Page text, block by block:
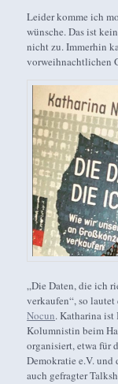
Leider komme ich
wünsche. Das ist
nicht zu. Immerhin
vorweihnachtlichen
„Die Daten, die ich
verkaufen“, so
Nocun. Katharina
Kolumnistin beim
organisiert, etwa für
Demokratie e.V. und
auch gefragter